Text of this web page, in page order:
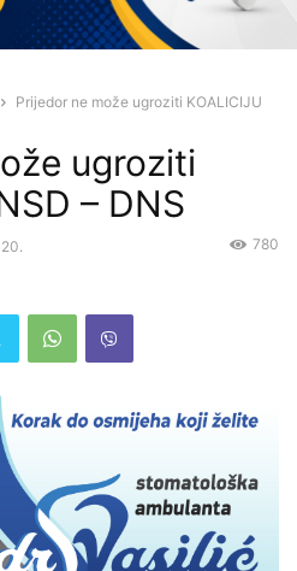
Prijedor ne može ugroziti KOALICIJU
ugroziti
– DNS
780